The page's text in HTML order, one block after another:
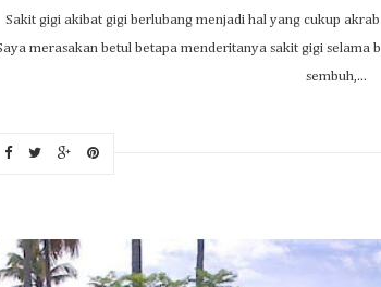
Sakit gigi akibat gigi berlubang menjadi hal yang cukup
merasakan betul betapa menderitanya sakit gigi selama
sembuh,...